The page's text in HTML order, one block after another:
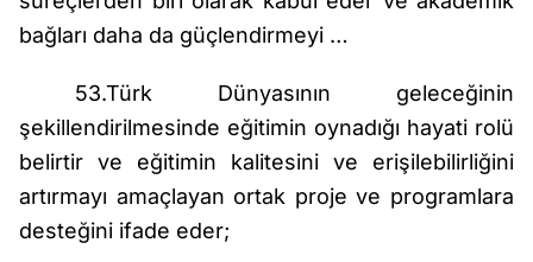
bağları daha da güçlendirmeyi …
53.Türk Dünyasının geleceğinin
şekillendirilmesinde eğitimin oynadığı hayati rolü
belirtir ve eğitimin kalitesini ve erişilebilirliğini
artırmayı amaçlayan ortak proje ve programlara
desteğini ifade eder;